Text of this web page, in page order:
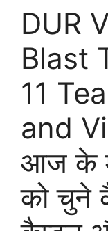
DUR
Blast
11
and
आज के
को चुने